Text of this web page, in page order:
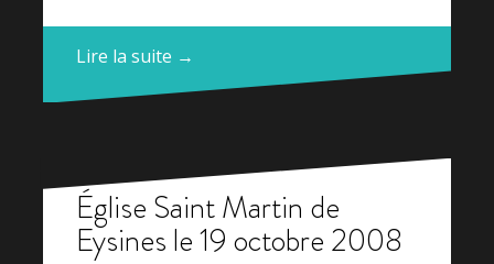
Lire la suite →
Église Saint Martin de
Eysines le 19 octobre 2008